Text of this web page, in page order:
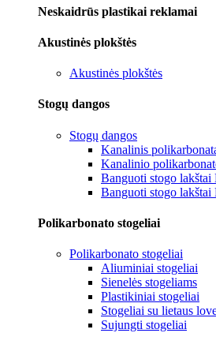
Neskaidrūs plastikai reklamai
Akustinės plokštės
Akustinės plokštės
Stogų dangos
Stogų dangos
Kanalinis
Kanalinio
Banguoti stogo
Banguoti stogo lakštai
Polikarbonato stogeliai
Polikarbonato stogeliai
Aliuminiai stogeliai
Sienelės stogeliams
Plastikiniai stogeliai
Stogeliai su lietaus
Sujungti stogeliai